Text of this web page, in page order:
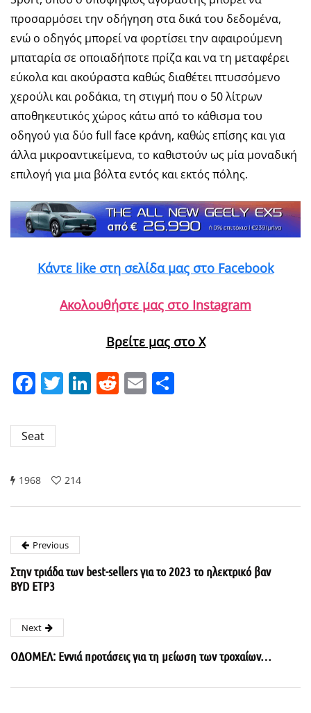
προσαρμόσει την οδήγηση στα δικά του δεδομένα,
ενώ ο οδηγός μπορεί να φορτίσει την αφαιρούμενη
μπαταρία σε οποιαδήποτε πρίζα και να τη μεταφέρει
εύκολα και ακούραστα καθώς διαθέτει πτυσσόμενο
χερούλι και ροδάκια, τη στιγμή που ο 50 λίτρων
αποθηκευτικός χώρος κάτω από το κάθισμα του
οδηγού για δύο full face κράνη, καθώς επίσης και για
άλλα μικροαντικείμενα, το καθιστούν ως μία μοναδική
επιλογή για μια βόλτα εντός και εκτός πόλης.
Κάντε like στη σελίδα μας στο Facebook
Ακολουθήστε μας στο Instagram
Βρείτε μας στο X
Facebook
Twitter
LinkedIn
Reddit
Email
Seat
1968 214
Previous
Στην τριάδα των best-sellers για το 2023 το ηλεκτρικό βαν
BYD ΕΤP3
Next
ΟΔΟΜΕΛ: Εννιά προτάσεις για τη μείωση των τροχαίων…